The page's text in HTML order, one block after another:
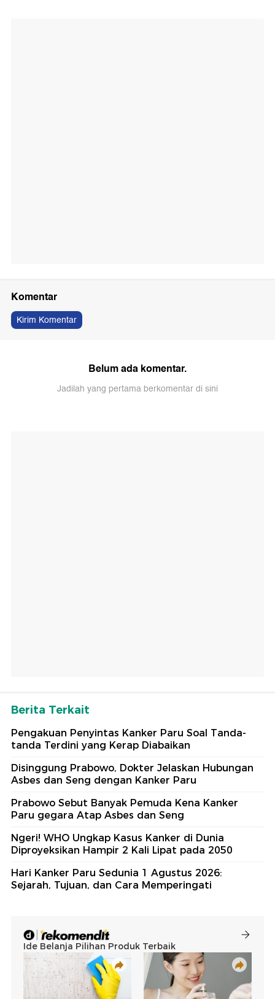
Komentar
Kirim Komentar
Belum ada komentar.
Jadilah yang pertama berkomentar di sini
Berita Terkait
Pengakuan Penyintas Kanker Paru Soal Tanda-
tanda Terdini yang Kerap Diabaikan
Disinggung Prabowo, Dokter Jelaskan Hubungan
Asbes dan Seng dengan Kanker Paru
Prabowo Sebut Banyak Pemuda Kena Kanker
Paru gegara Atap Asbes dan Seng
Ngeri! WHO Ungkap Kasus Kanker di Dunia
Diproyeksikan Hampir 2 Kali Lipat pada 2050
Hari Kanker Paru Sedunia 1 Agustus 2026:
Sejarah, Tujuan, dan Cara Memperingati